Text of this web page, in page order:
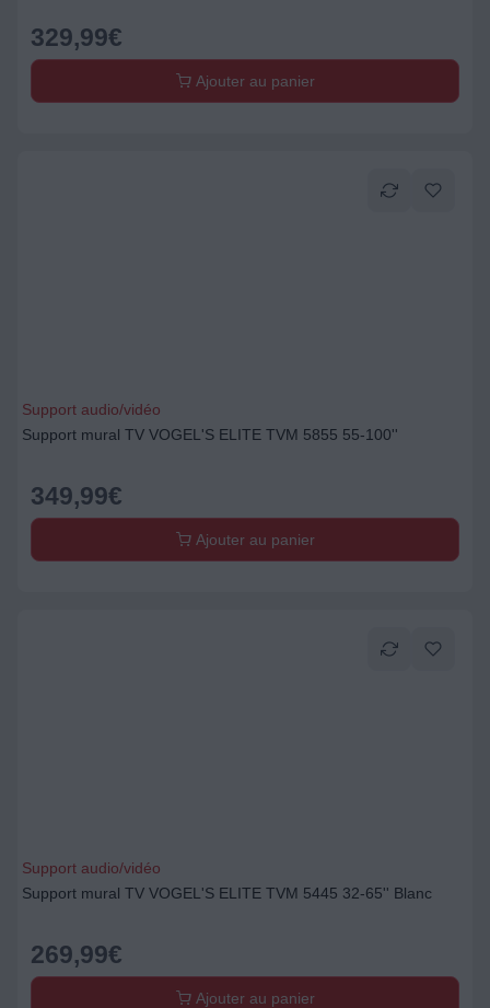
329,99€
Ajouter au panier
Support audio/vidéo
Support mural TV VOGEL'S ELITE TVM 5855 55-100''
349,99€
Ajouter au panier
Support audio/vidéo
Support mural TV VOGEL'S ELITE TVM 5445 32-65'' Blanc
269,99€
Ajouter au panier